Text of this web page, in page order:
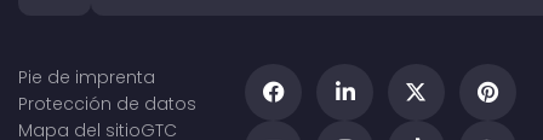
Pie de imprenta
Protección de datos
Mapa del sitioGTC